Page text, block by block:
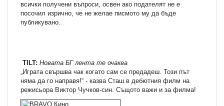
всички получени въпроси, освен ако подателят не е
посочил изрично, че не желае писмото му да бъде
публикувано.
TILT: Новата БГ лента те очаква
„Играта свършва чак когато сам се предадеш. Този път
няма да го направя!“ - казва Сташ в дебютния филм на
режисьора Виктор Чучков-син. Същото важи и за филма!